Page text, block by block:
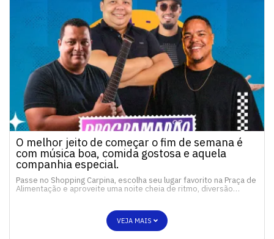
O melhor jeito de começar o fim de semana é
com música boa, comida gostosa e aquela
companhia especial.
Passe no Shopping Carpina, escolha seu lugar favorito na Praça de
Alimentação e aproveite uma noite cheia de ritmo, diversão…
VEJA MAIS